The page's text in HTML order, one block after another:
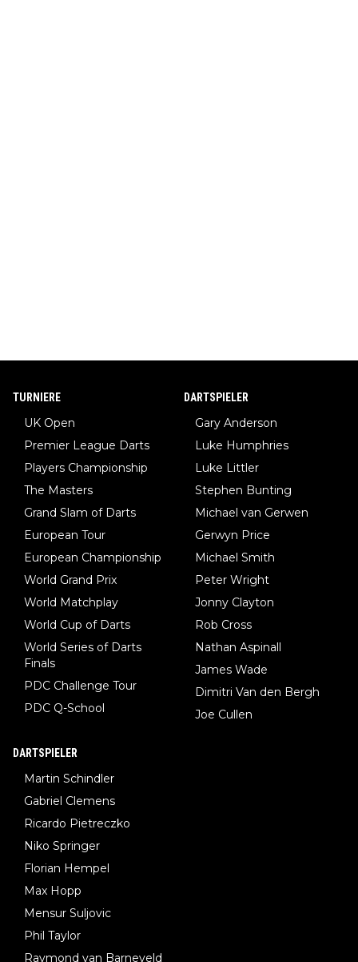
TURNIERE
UK Open
Premier League Darts
Players Championship
The Masters
Grand Slam of Darts
European Tour
European Championship
World Grand Prix
World Matchplay
World Cup of Darts
World Series of Darts
Finals
PDC Challenge Tour
PDC Q-School
DARTSPIELER
Gary Anderson
Luke Humphries
Luke Littler
Stephen Bunting
Michael van Gerwen
Gerwyn Price
Michael Smith
Peter Wright
Jonny Clayton
Rob Cross
Nathan Aspinall
James Wade
Dimitri Van den Bergh
Joe Cullen
DARTSPIELER
Martin Schindler
Gabriel Clemens
Ricardo Pietreczko
Niko Springer
Florian Hempel
Max Hopp
Mensur Suljovic
Phil Taylor
Raymond van Barneveld